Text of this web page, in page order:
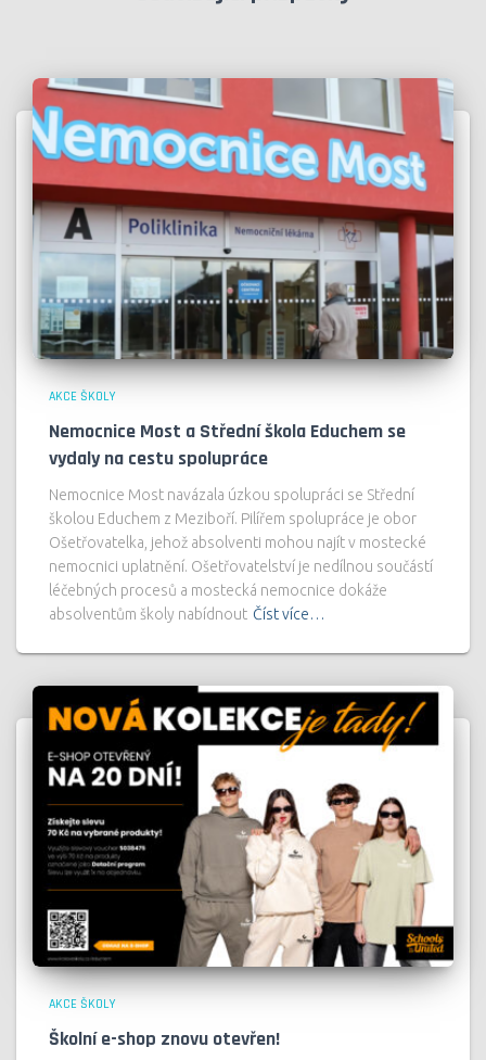
AKCE ŠKOLY
Nemocnice Most a Střední škola Educhem se
vydaly na cestu spolupráce
Nemocnice Most navázala úzkou spolupráci se Střední
školou Educhem z Meziboří. Pilířem spolupráce je obor
Ošetřovatelka, jehož absolventi mohou najít v mostecké
nemocnici uplatnění. Ošetřovatelství je nedílnou součástí
léčebných procesů a mostecká nemocnice dokáže
absolventům školy nabídnout Číst více…
AKCE ŠKOLY
Školní e-shop znovu otevřen!